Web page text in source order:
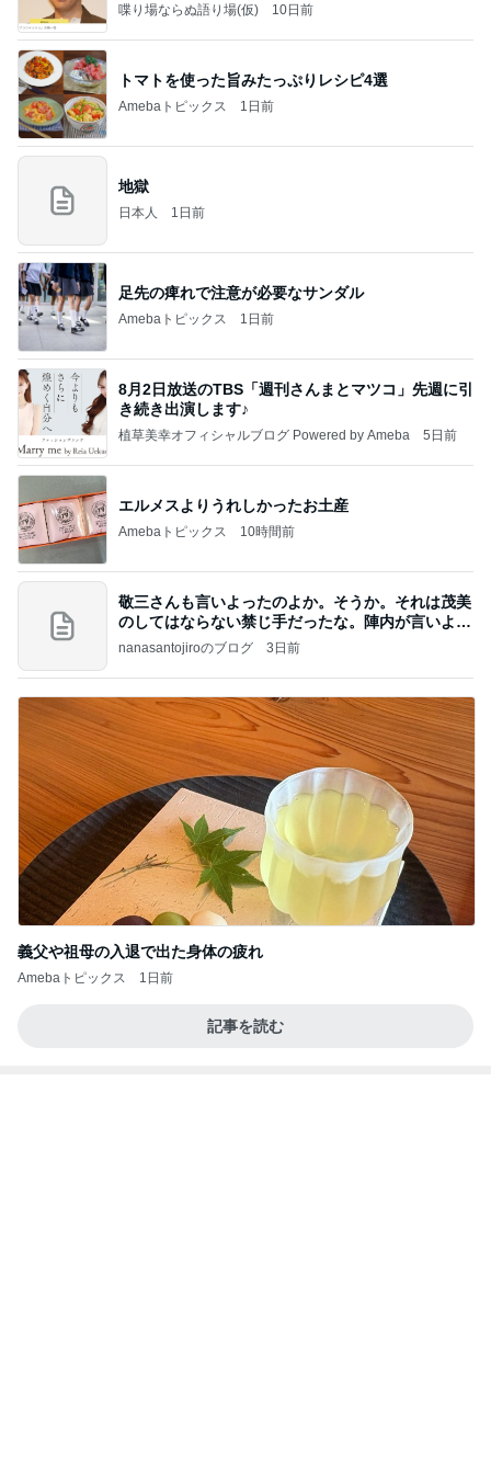
喋り場ならぬ語り場(仮) 10日前
トマトを使った旨みたっぷりレシピ4選
Amebaトピックス 1日前
地獄
日本人 1日前
足先の痺れで注意が必要なサンダル
Amebaトピックス 1日前
8月2日放送のTBS「週刊さんまとマツコ」先週に引
き続き出演します♪
植草美幸オフィシャルブログ Powered by Ameba 5日前
エルメスよりうれしかったお土産
Amebaトピックス 10時間前
敬三さんも言いよったのよか。そうか。それは茂美
のしてはならない禁じ手だったな。陣内が言いよる
のよ
nanasantojiroのブログ 3日前
義父や祖母の入退で出た身体の疲れ
Amebaトピックス 1日前
記事を読む